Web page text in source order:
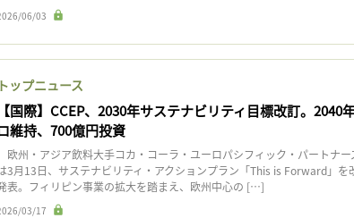
06/03
トップニュース
【国際】CCEP、2030年サステナビリティ目標改訂。2040
維持、700億円投資
欧州・アジア飲料大手コカ・コーラ・ユーロパシフィック・パートナー
3月13日、サステナビリティ・アクションプラン「This is Forward」を
表。フィリピン事業の拡大を踏まえ、欧州中心の […]
03/17